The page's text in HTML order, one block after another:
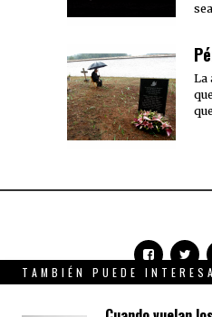
La
TAMBIÉN PUEDE